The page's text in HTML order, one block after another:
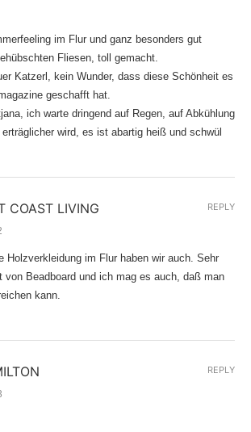
im Flur und ganz besonders gut
Fliesen, toll gemacht.
Katzerl, kein Wunder, dass diese Schönheit es
geschafft hat.
ich warte dringend auf Regen, auf Abkühlung
wird, es ist abartig heiß und schwül
COAST LIVING
Holzverkleidung im Flur haben wir auch. Sehr
von Beadboard und ich mag es auch, daß man
kann.
REPLY
REPLY